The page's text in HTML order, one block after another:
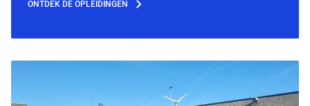
ONTDEK DE OPLEIDINGEN